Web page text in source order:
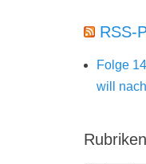
RSS-
Folge
will
Rubriken